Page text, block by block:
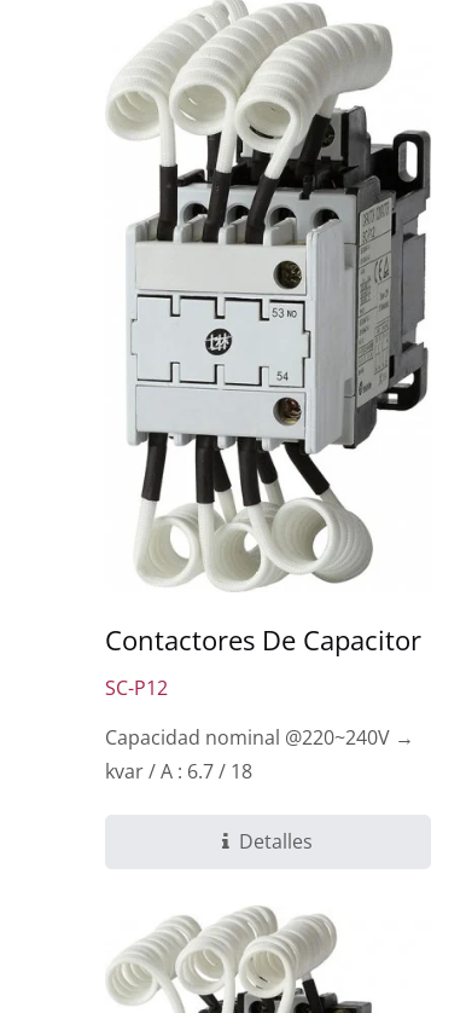
Contactores De Capacitor
SC-P12
Capacidad nominal @220~240V →
kvar / A : 6.7 / 18
Detalles
Interruptor De Circuito De
Aire